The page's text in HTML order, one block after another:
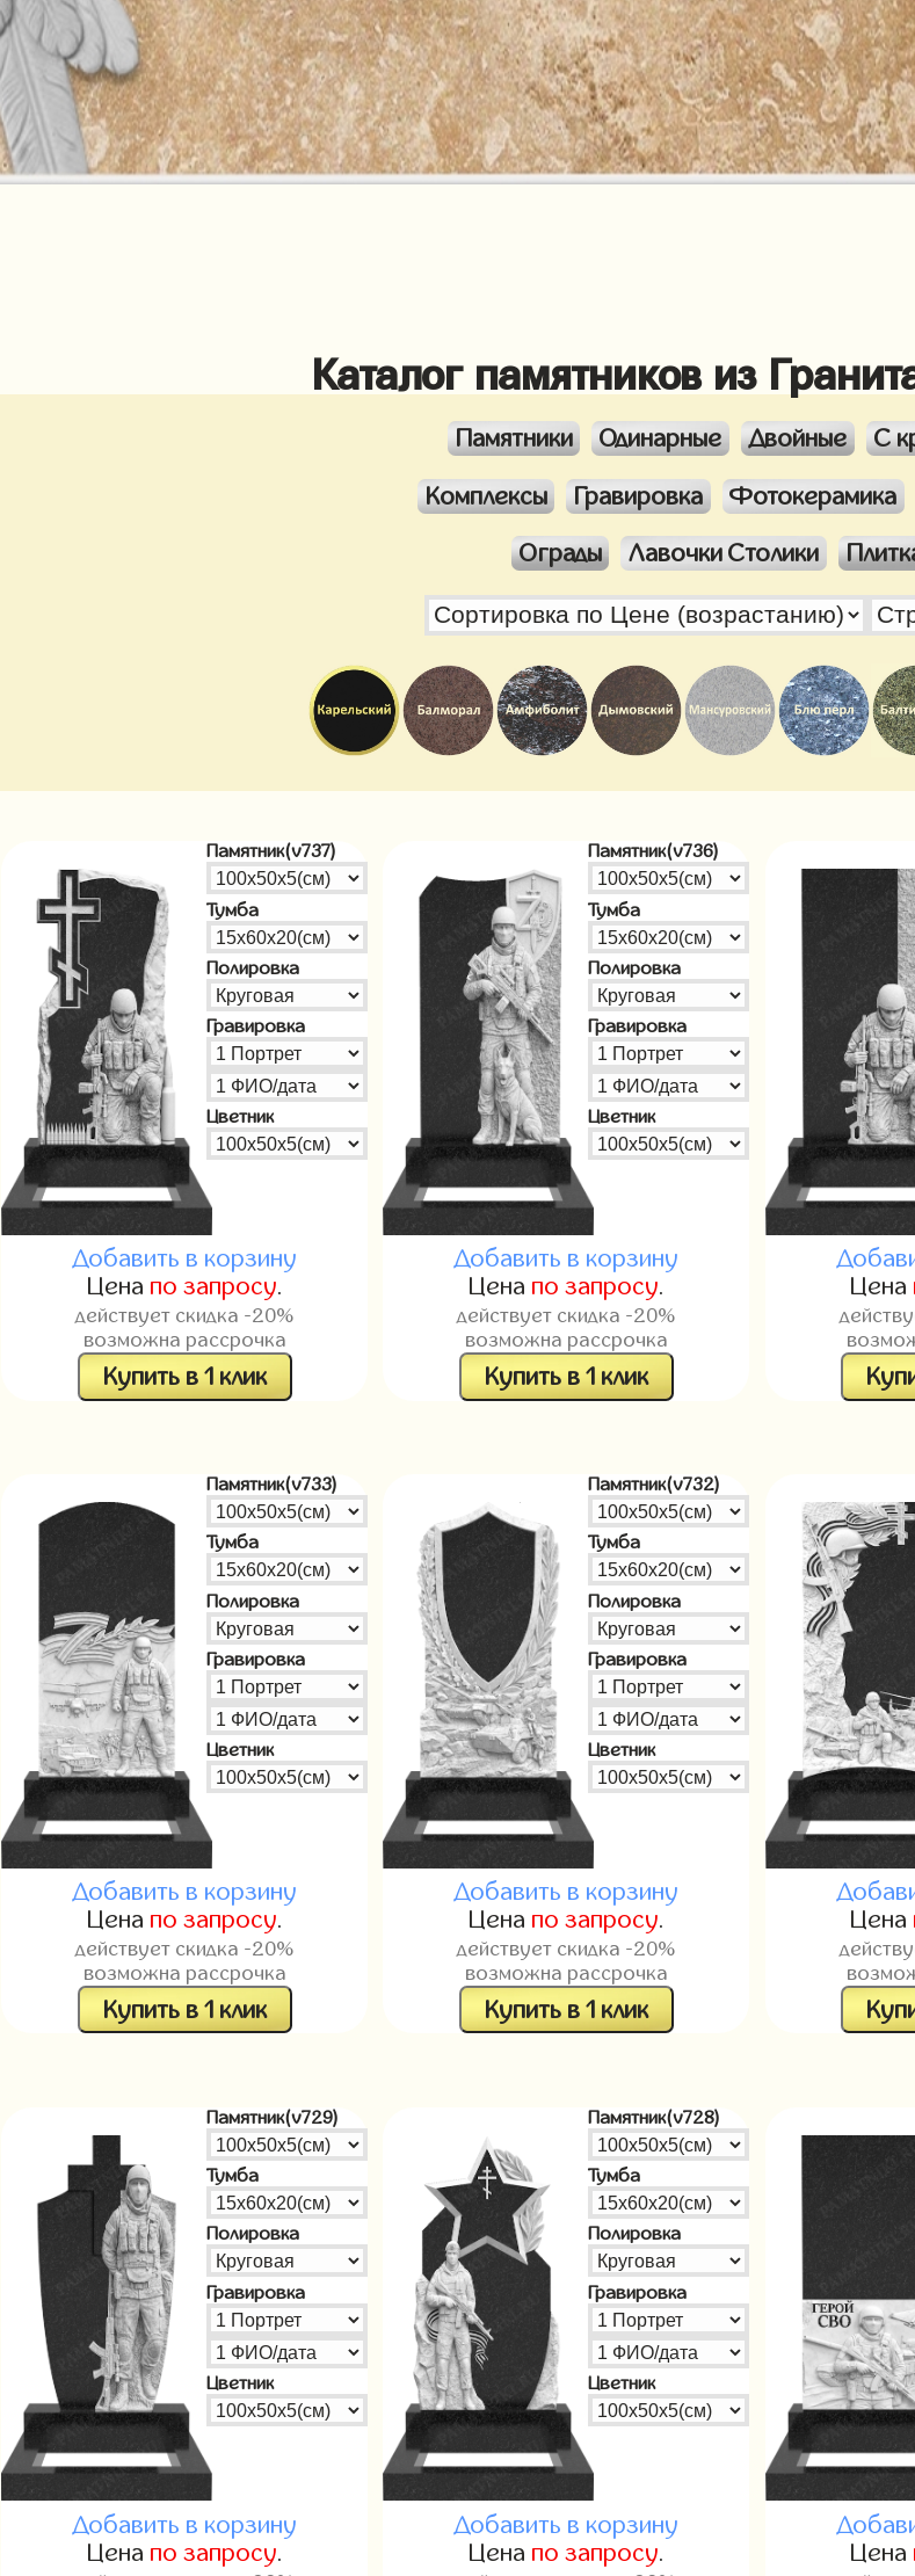
Каталог памятников из
Памятники Одинарные Двойные С
Комплексы Гравировка Фотокерамика
Ограды Лавочки Столики
Памятник(v737)
Тумба
Полировка
Гравировка
Цветник
Добавить в корзину
Цена по запросу.
действует скидка -20%
возможна рассрочка
Купить в 1 клик
Памятник(v736)
Тумба
Полировка
Гравировка
Цветник
Добавить в корзину
Цена по запросу.
действует скидка -20%
возможна рассрочка
Купить в 1 клик
Цена
Памятник(v733)
Тумба
Полировка
Гравировка
Цветник
Добавить в корзину
Цена по запросу.
действует скидка -20%
возможна рассрочка
Купить в 1 клик
Памятник(v732)
Тумба
Полировка
Гравировка
Цветник
Добавить в корзину
Цена по запросу.
действует скидка -20%
возможна рассрочка
Купить в 1 клик
Цена
Памятник(v729)
Тумба
Полировка
Гравировка
Цветник
Добавить в корзину
Цена по запросу.
Памятник(v728)
Тумба
Полировка
Гравировка
Цветник
Добавить в корзину
Цена по запросу.
Цена